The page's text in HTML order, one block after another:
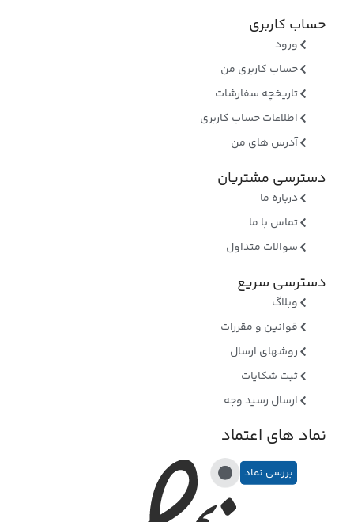
حساب کاربری
ورود
حساب کاربری من
تاریخچه سفارشات
اطلاعات حساب کاربری
آدرس های من
دسترسی مشتریان
درباره ما
تماس با ما
سوالات متداول
دسترسی سریع
وبلاگ
قوانین و مقررات
روشهای ارسال
ثبت شکایات
ارسال رسید وجه
نماد های اعتماد
بررسی نماد